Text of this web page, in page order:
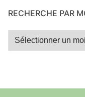
RECHERCHE PAR
Recherche